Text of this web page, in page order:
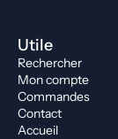
Utile
Rechercher
Mon compte
Commandes
Contact
Accueil